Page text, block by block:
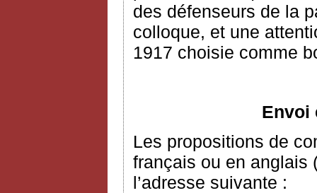
des défenseurs de la
colloque, et une
1917 choisie comme
Envoi
Les propositions de
français ou en anglais
l’adresse suivante :